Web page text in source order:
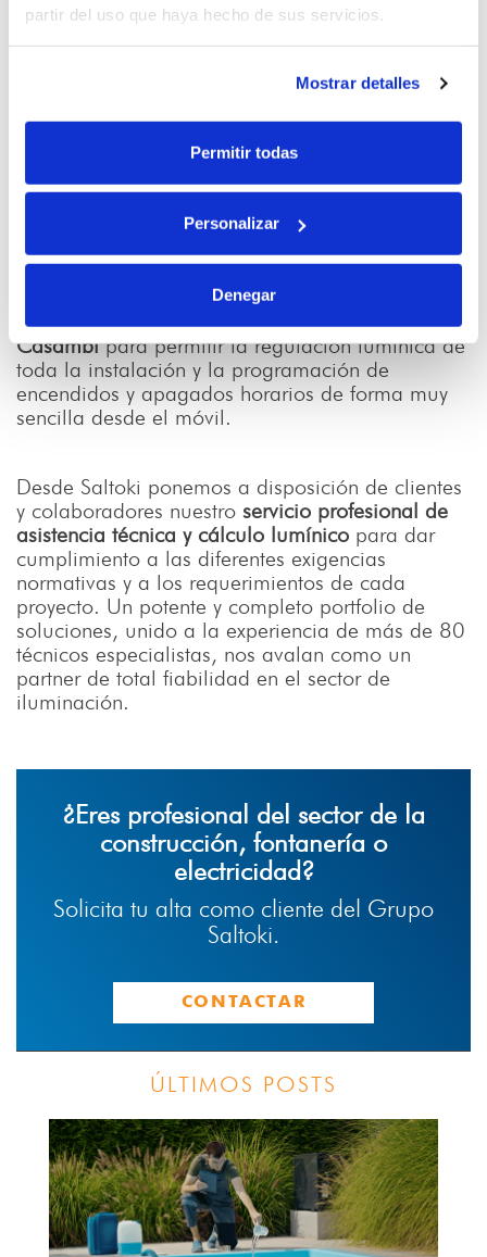
partir del uso que haya hecho de sus servicios.
Mostrar detalles
Permitir todas
Personalizar
Denegar
La instalación se completó con la adopción de
drivers regulables DALI y nodos de comunicación
Casambipara permitir la regulación lumínica de
toda la instalación y la programación de
encendidos y apagados horarios de forma muy
sencilla desde el móvil.
Desde Saltoki ponemos a disposición de clientes
y colaboradores nuestro servicio profesional de
asistencia técnica y cálculo lumínico para dar
cumplimiento a las diferentes exigencias
normativas y a los requerimientos de cada
proyecto. Un potente y completo portfolio de
soluciones, unido a la experiencia de más de 80
técnicos especialistas, nos avalan como un
partner de total fiabilidad en el sector de
iluminación.
¿Eres profesional del sector de la
construcción, fontanería o
electricidad?
Solicita tu alta como cliente del Grupo
Saltoki.
CONTACTAR
ÚLTIMOS POSTS